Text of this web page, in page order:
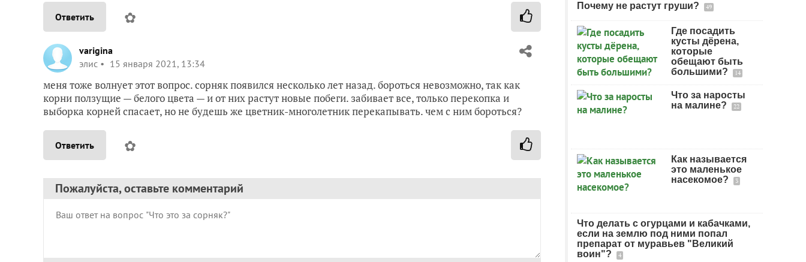
Ответить ✿
varigina
элис
15 января 2021, 13:34
меня тоже волнует этот вопрос. сорняк появился несколько лет назад. бороться невозможно, так как
корни ползущие — белого цвета — и от них растут новые побеги. забивает все, только перекопка и
выборка корней спасает, но не будешь же цветник-многолетник перекапывать. чем с ним бороться?
Ответить ✿
Пожалуйста, оставьте комментарий
Почему не растут груши? 49
Где посадить
кусты дёрена,
которые
обещают быть
большими?
14
Что за наросты
на малине?
22
Как называется
это маленькое
насекомое?
3
Что делать с огурцами и кабачками,
если на землю под ними попал
препарат от муравьев "Великий
воин"?
4